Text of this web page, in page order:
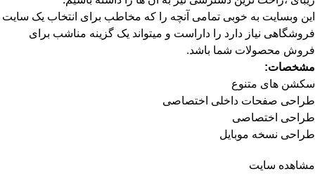
این وبسایت به خوبی تمامی آنچه را که مخاطب برای انتخاب یک سایت
فروشگاهی نیاز دارد را داراست و میتواند یک گزینه مناشب برای
فروش محصولات شما باشد.
مشخصات:
سکشن های متنوع
طراحی صفحات داخلی اختصاصی
طراحی اختصاصی
طراحی نسخه موبایل
مشاهده سایت